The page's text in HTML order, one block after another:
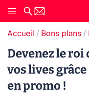
Accueil Bons plans
Devenez le
vos lives
en promo !